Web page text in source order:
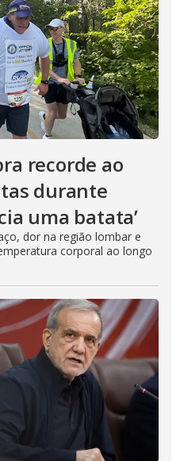
recorde ao
durante
uma batata’
dor na região lombar e
corporal ao longo